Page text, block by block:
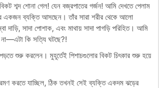
শব্দ শোনা গেল! যেন বজ্রপাতের গর্জন! আমি দেখতে পেলাম
একজন ব্যক্তি আসছেন। তাঁর সারা শরীর থেকে আলো
দাড়ি, সাদা পোশাক, এবং মাথায় সাদা পাগড়ি পরিহিত। আমি
না—এটা কি সত্যি ঘটছে?!
শুরু করলেন। মুহূর্তেই পিশাচগুলোর বিকট চিৎকার শুরু হয়ে
করতে যাচ্ছিল, ঠিক তখনই সেই ব্যক্তি একদম ঝড়ের